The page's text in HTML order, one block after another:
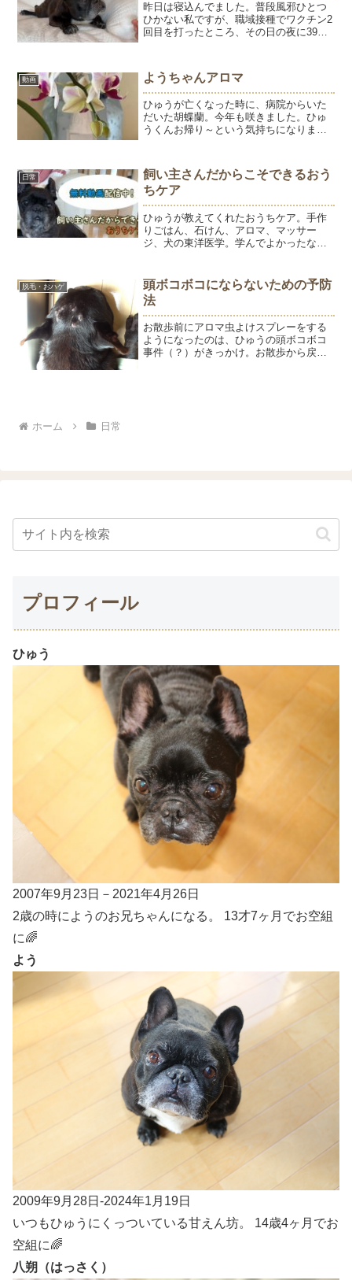
昨日は寝込んでました。普段風邪ひとつ
ひかない私ですが、職域接種でワクチン2
回目を打ったところ、その日の夜に39度7
いう繰り返しで寝て過ごす1日でした。接
種の翌々日は...
動画 ようちゃんアロマ
ひゅうが亡くなった時に、病院からいた
だいた胡蝶蘭。今年も咲きました。ひゅ
うくんお帰り～という気持ちになりま
ますが、ぐっすり眠れていることがご機
嫌な状態です。夜は変わらず...
日常
飼い主さんだからこそできるおう
ちケア
ひゅうが教えてくれたおうちケア。手作
りごはん、石けん、アロマ、マッサー
ジ、犬の東洋医学。学んでよかったなと
レルギーがあるから加水分解タンパクの
ドッグフード以外は食べさせ...
脱毛・おハゲ
頭ボコボコにならないための予防
法
お散歩前にアロマ虫よけスプレーをする
ようになったのは、ひゅうの頭ボコボコ
事件（？）がきっかけ。お散歩から戻る
ホーム
日常
プロフィール
ひゅう
2007年9月23日－2021年4月26日
2歳の時にようのお兄ちゃんになる。 13才7ヶ月でお空組
に🌈
よう
2009年9月28日-2024年1月19日
いつもひゅうにくっついている甘えん坊。 14歳4ヶ月でお
空組に🌈
八朔（はっさく）